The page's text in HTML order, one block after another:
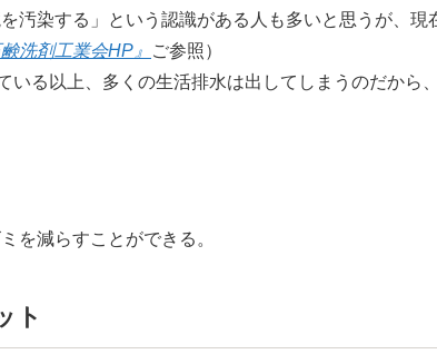
汚染する」という認識がある人も多いと思うが、
鹸洗剤工業会HP』 ご参照）
いる以上、多くの生活排水は出してしまうのだか
を減らすことができる。
ト